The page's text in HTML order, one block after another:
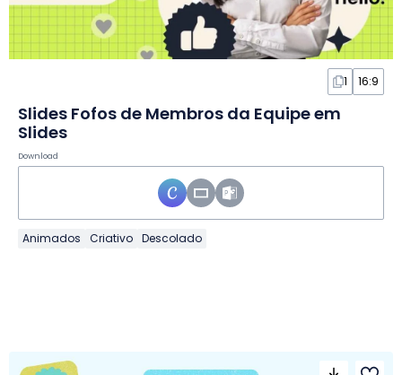
1 16:9
Slides Fofos de Membros da Equipe em
Slides
Download
Animados Criativo Descolado